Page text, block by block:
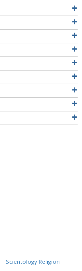
Scientology Religion